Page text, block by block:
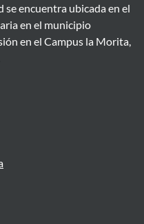
se encuentra ubicada en el
en el municipio
en el Campus la Morita,